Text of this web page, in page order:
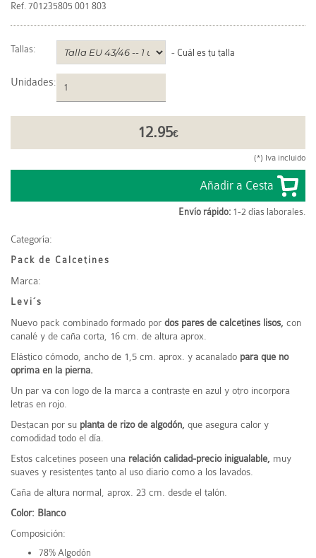
Ref. 701235805 001 803
Tallas: - Cuál es tu talla
Unidades:
12.95€
(*) Iva incluido
Envío rápido: 1-2 días laborales.
Categoría:
Pack de Calcetines
Marca:
Levi´s
Nuevo pack combinado formado por dos pares de calcetines lisos, con
canalé y de caña corta, 16 cm. de altura aprox.
Elástico cómodo, ancho de 1,5 cm. aprox. y acanalado para que no
oprima en la pierna.
Un par va con logo de la marca a contraste en azul y otro incorpora
letras en rojo.
Destacan por su planta de rizo de algodón, que asegura calor y
comodidad todo el día.
Estos calcetines poseen una relación calidad-precio inigualable, muy
suaves y resistentes tanto al uso diario como a los lavados.
Caña de altura normal, aprox. 23 cm. desde el talón.
Color: Blanco
Composición:
78% Algodón